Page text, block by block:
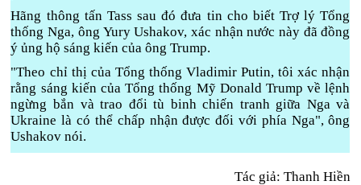
Hãng thông tấn Tass sau đó đưa tin cho biết Trợ lý Tổng
thống Nga, ông Yury Ushakov, xác nhận nước này đã đồng
ý ủng hộ sáng kiến của ông Trump.
"Theo chỉ thị của Tổng thống Vladimir Putin, tôi xác nhận
rằng sáng kiến của Tổng thống Mỹ Donald Trump về lệnh
ngừng bắn và trao đổi tù binh chiến tranh giữa Nga và
Ukraine là có thể chấp nhận được đối với phía Nga", ông
Ushakov nói.
Tác giả: Thanh Hiền